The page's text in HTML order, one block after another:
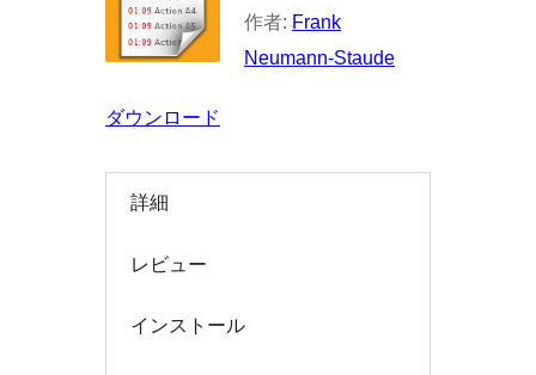
作者: Frank
Neumann-Staude
ダウンロード
詳細
レビュー
インストール